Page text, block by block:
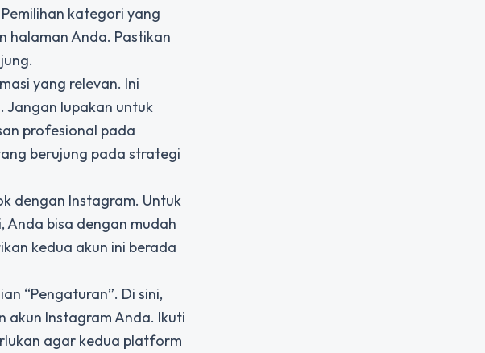
kategori yang
halaman Anda. Pastikan
yang relevan. Ini
Jangan lupakan untuk
profesional pada
berujung pada strategi
dengan Instagram. Untuk
Anda bisa dengan mudah
kedua akun ini berada
“Pengaturan”. Di sini,
akun Instagram Anda. Ikuti
agar kedua platform